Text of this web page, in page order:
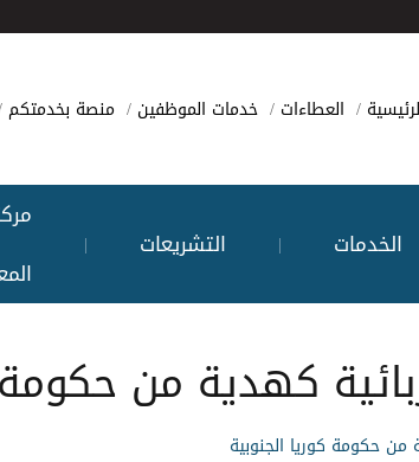
العطاءات خدمات الموظفين منصة بخدمتكم
الخدمات | التشريعات |